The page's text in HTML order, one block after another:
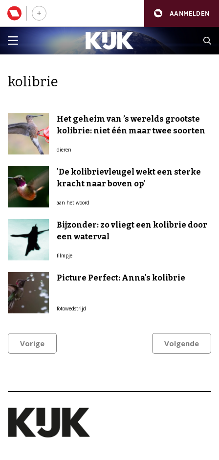
AANMELDEN
kolibrie
Het geheim van ’s werelds grootste
kolibrie: niet één maar twee soorten
dieren
'De kolibrievleugel wekt een sterke
kracht naar boven op'
aan het woord
Bijzonder: zo vliegt een kolibrie door
een waterval
filmpje
Picture Perfect: Anna's kolibrie
fotowedstrijd
Vorige Volgende